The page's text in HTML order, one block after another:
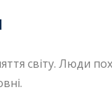
світу. Люди